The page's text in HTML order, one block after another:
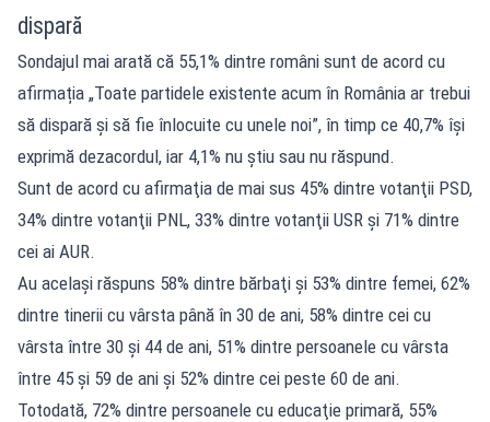
dispară
Sondajul mai arată că 55,1% dintre români sunt de acord cu
afirmația „Toate partidele existente acum în România ar trebui
să dispară şi să fie înlocuite cu unele noi”, în timp ce 40,7% îşi
exprimă dezacordul, iar 4,1% nu ştiu sau nu răspund.
Sunt de acord cu afirmaţia de mai sus 45% dintre votanţii PSD,
34% dintre votanţii PNL, 33% dintre votanţii USR şi 71% dintre
cei ai AUR.
Au acelaşi răspuns 58% dintre bărbaţi şi 53% dintre femei, 62%
dintre tinerii cu vârsta până în 30 de ani, 58% dintre cei cu
vârsta între 30 şi 44 de ani, 51% dintre persoanele cu vârsta
între 45 şi 59 de ani şi 52% dintre cei peste 60 de ani.
Totodată, 72% dintre persoanele cu educaţie primară, 55%